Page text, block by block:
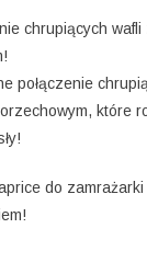
chrupiących
połączenie
które
do